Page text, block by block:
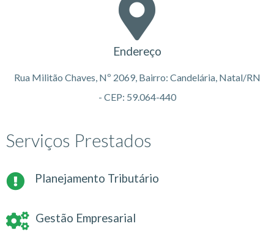
Endereço
Rua Militão Chaves, Nº 2069, Bairro: Candelária, Natal/RN
- CEP: 59.064-440
Serviços Prestados
Planejamento Tributário
Gestão Empresarial